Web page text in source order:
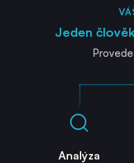
Jeden
Analýza